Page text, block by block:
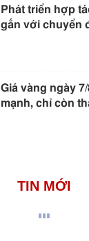
Phát triển hợp
gắn với chuyển
Giá vàng ngày
mạnh, chỉ còn
TIN MỚI